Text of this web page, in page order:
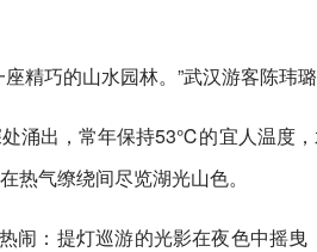
精巧的山水园林。”武汉游客陈玮
涌出，常年保持53℃的宜人温度，
热气缭绕间尽览湖光山色。
闹：提灯巡游的光影在夜色中摇